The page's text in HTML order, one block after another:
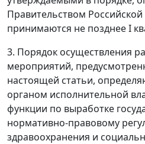
Правительством
принимаются не позднее I
3. Порядок осуществления
мероприятий,
настоящей статьи,
органом исполнительной
функции по выработке
нормативно-правовому
здравоохранения и